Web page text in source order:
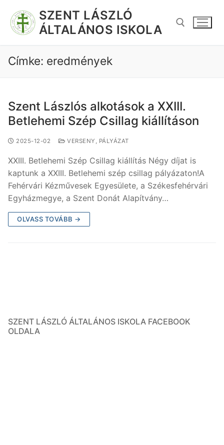
SZENT LÁSZLÓ
ÁLTALÁNOS ISKOLA
Címke: eredmények
Szent Lászlós alkotások a XXIII.
Betlehemi Szép Csillag kiállításon
2025-12-02 VERSENY, PÁLYÁZAT
XXIII. Betlehemi Szép Csillag kiállítás Négy díjat is
kaptunk a XXIII. Betlehemi szép csillag pályázaton!A
Fehérvári Kézművesek Egyesülete, a Székesfehérvári
Egyházmegye, a Szent Donát Alapítvány…
OLVASS TOVÁBB →
SZENT LÁSZLÓ ÁLTALÁNOS ISKOLA FACEBOOK
OLDALA